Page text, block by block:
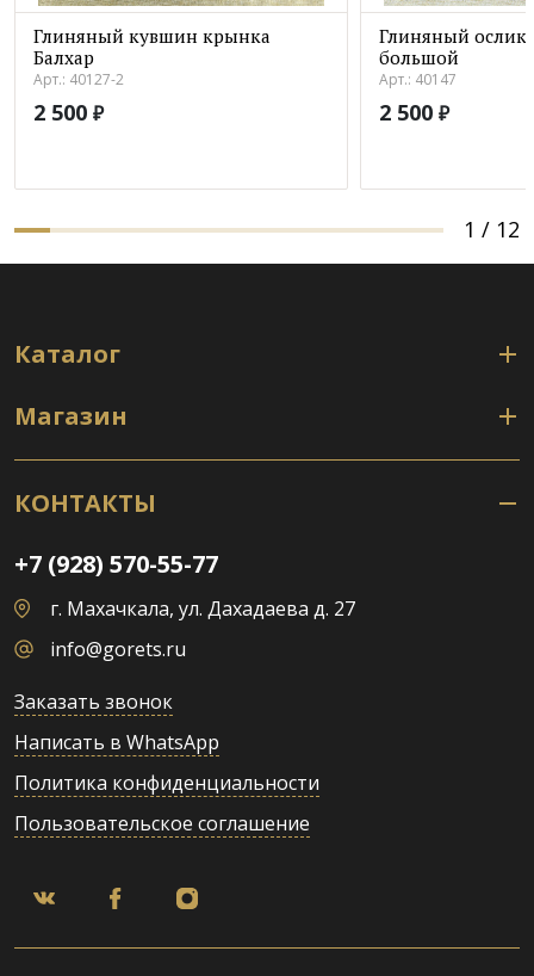
Глиняный кувшин крынка
Балхар
Арт.: 40127-2
2 500 ₽
Глиняный ослик
большой
Арт.: 40147
2 500 ₽
1 / 12
Каталог
Магазин
КОНТАКТЫ
+7 (928) 570-55-77
г. Махачкала, ул. Дахадаева д. 27
info@gorets.ru
Заказать звонок
Написать в WhatsApp
Политика конфиденциальности
Пользовательское соглашение